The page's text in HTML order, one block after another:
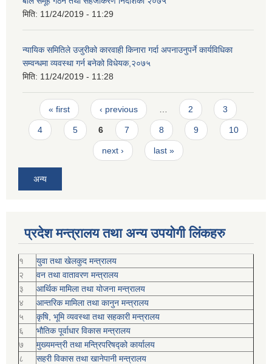
मिति: 11/24/2019 - 11:29
न्यायिक समितिले उजुरीको कारवाही किनारा गर्दा अपनाउनुपर्ने कार्यविधिका
सम्वन्धमा व्यवस्था गर्न बनेको विधेयक,२०७५
मिति: 11/24/2019 - 11:28
Pages
« first ‹ previous … 2 3
4 5 6 7 8 9 10
next › last »
अन्य
प्रदेश मन्त्रालय तथा अन्य उपयोगी लिंकहरु
१
युवा तथा खेलकुद मन्त्रालय
२
वन तथा वातावरण मन्त्रालय
३
आर्थिक मामिला तथा योजना मन्त्रालय
४
आन्तरिक मामिला तथा कानुन मन्त्रालय
५
कृषि, भूमि व्यवस्था तथा सहकारी मन्त्रालय
६
भौतिक पूर्वाधार विकास मन्त्रालय
७
मुख्यमन्त्री तथा मन्त्रिपरिषद्को कार्यालय
८
सहरी विकास तथा खानेपानी मन्त्रालय